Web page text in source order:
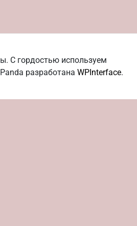
С гордостью используем
разработана WPInterface.